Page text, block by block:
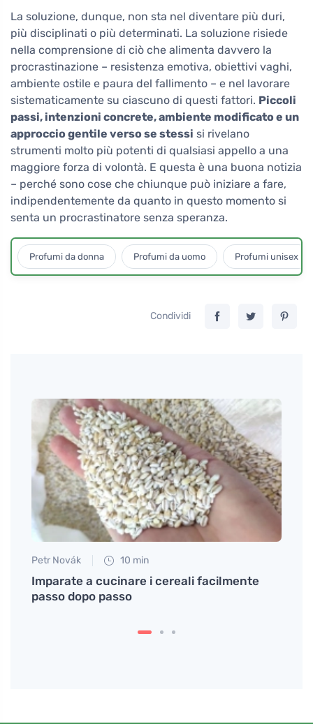
La soluzione, dunque, non sta nel diventare più duri,
più disciplinati o più determinati. La soluzione risiede
nella comprensione di ciò che alimenta davvero la
procrastinazione – resistenza emotiva, obiettivi vaghi,
ambiente ostile e paura del fallimento – e nel lavorare
sistematicamente su ciascuno di questi fattori. Piccoli
passi, intenzioni concrete, ambiente modificato e un
approccio gentile verso se stessi si rivelano
strumenti molto più potenti di qualsiasi appello a una
maggiore forza di volontà. E questa è una buona notizia
– perché sono cose che chiunque può iniziare a fare,
indipendentemente da quanto in questo momento si
senta un procrastinatore senza speranza.
Profumi da donna Profumi da uomo Profumi unisex
Condividi
Petr Novák 10 min
Imparate a cucinare i cereali facilmente
passo dopo passo